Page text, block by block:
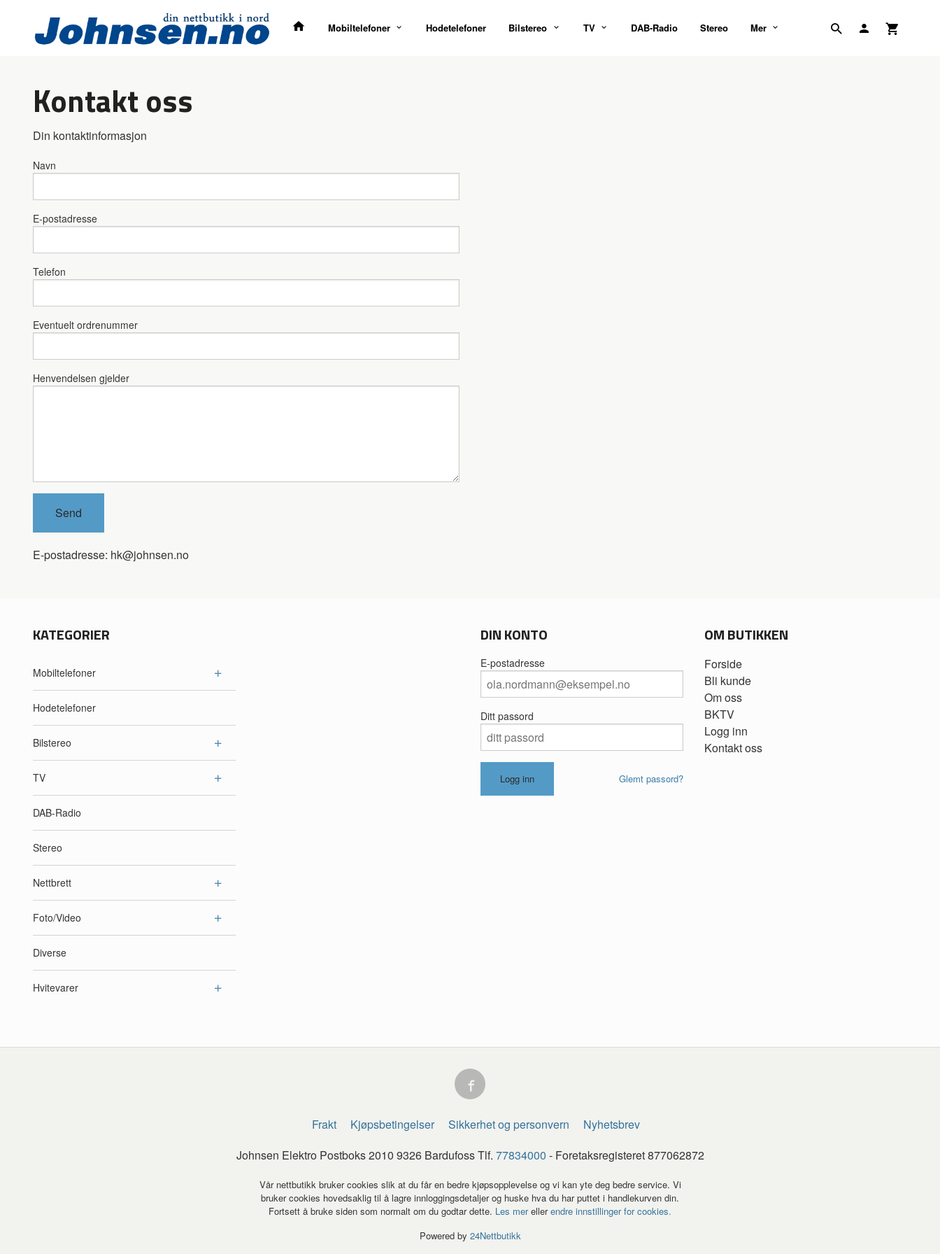
innholdet
Mobiltelefoner Hodetelefoner Bilstereo TV DAB-Radio Stereo Mer
Kontakt oss
Din kontaktinformasjon
Navn
E-postadresse
Telefon
Eventuelt ordrenummer
Henvendelsen gjelder
E-postadresse: hk@johnsen.no
KATEGORIER
Mobiltelefoner
Hodetelefoner
Bilstereo
TV
DAB-Radio
Stereo
Nettbrett
Foto/Video
Diverse
Hvitevarer
DIN KONTO
E-postadresse
Ditt passord
Glemt passord?
OM BUTIKKEN
Forside
Bli kunde
Om oss
BKTV
Logg inn
Kontakt oss
Frakt Kjøpsbetingelser Sikkerhet og personvern
Nyhetsbrev
Johnsen Elektro Postboks 2010 9326 Bardufoss Tlf. 77834000 - Foretaksregisteret 877062872
Vår nettbutikk bruker cookies slik at du får en bedre kjøpsopplevelse og vi kan yte deg bedre service. Vi
bruker cookies hovedsaklig til å lagre innloggingsdetaljer og huske hva du har puttet i handlekurven din.
Fortsett å bruke siden som normalt om du godtar dette. Les merellerendre innstillinger for cookies.
Powered by 24Nettbutikk